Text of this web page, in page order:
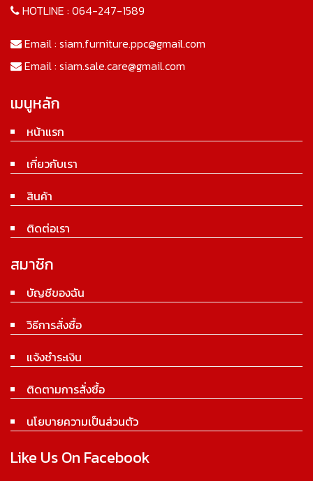
HOTLINE : 064-247-1589
Email : siam.furniture.ppc@gmail.com
Email : siam.sale.care@gmail.com
เมนูหลัก
หน้าแรก
เกี่ยวกับเรา
สินค้า
ติดต่อเรา
สมาชิก
บัญชีของฉัน
วิธีการสั่งซื้อ
แจ้งชำระเงิน
ติดตามการสั่งซื้อ
นโยบายความเป็นส่วนตัว
Like Us On Facebook